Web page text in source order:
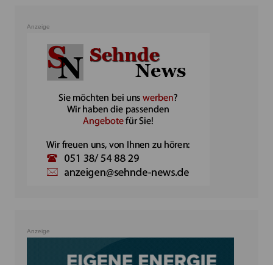
Anzeige
Anzeige